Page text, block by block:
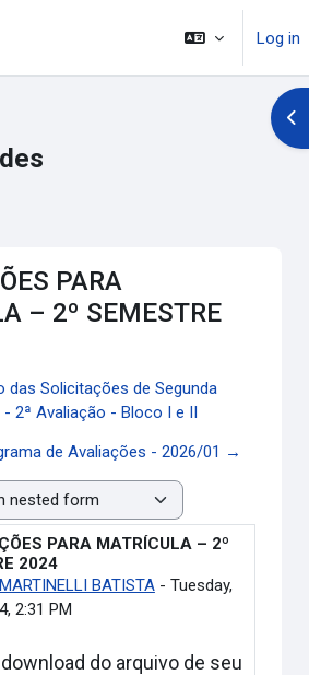
Log in
PARA
– 2º SEMESTRE
das Solicitações de Segunda
- 2ª Avaliação - Bloco I e II
de Avaliações - 2026/01 →
PARA MATRÍCULA – 2º
2024
BATISTA- Tuesday,
2:31 PM
replies: 0
download do arquivo de seu